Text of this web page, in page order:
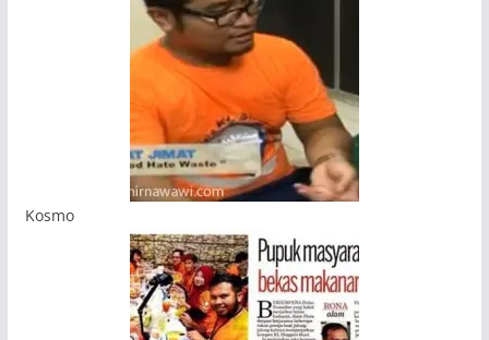
Kosmo